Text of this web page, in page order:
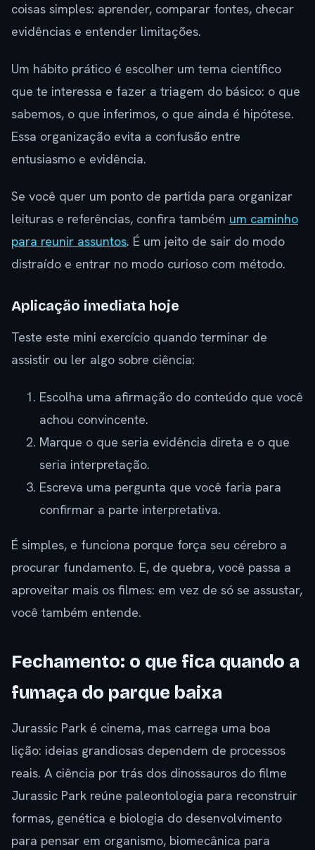
coisas simples: aprender, comparar fontes, checar
evidências e entender limitações.
Um hábito prático é escolher um tema científico
que te interessa e fazer a triagem do básico: o que
sabemos, o que inferimos, o que ainda é hipótese.
Essa organização evita a confusão entre
entusiasmo e evidência.
Se você quer um ponto de partida para organizar
leituras e referências, confira também um caminho
para reunir assuntos. É um jeito de sair do modo
distraído e entrar no modo curioso com método.
Aplicação imediata hoje
Teste este mini exercício quando terminar de
assistir ou ler algo sobre ciência:
Escolha uma afirmação do conteúdo que você
achou convincente.
Marque o que seria evidência direta e o que
seria interpretação.
Escreva uma pergunta que você faria para
confirmar a parte interpretativa.
É simples, e funciona porque força seu cérebro a
procurar fundamento. E, de quebra, você passa a
aproveitar mais os filmes: em vez de só se assustar,
você também entende.
Fechamento: o que fica quando a
fumaça do parque baixa
Jurassic Park é cinema, mas carrega uma boa
lição: ideias grandiosas dependem de processos
reais. A ciência por trás dos dinossauros do filme
Jurassic Park reúne paleontologia para reconstruir
formas, genética e biologia do desenvolvimento
para pensar em organismo, biomecânica para